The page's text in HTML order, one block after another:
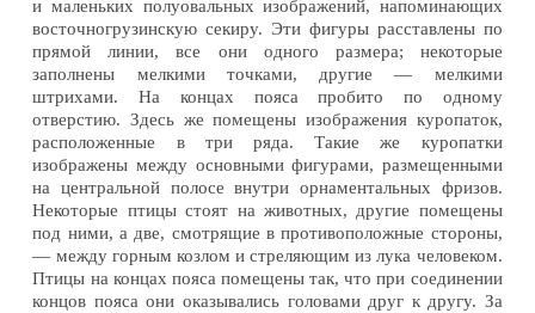
и маленьких полуовальных изображений, напоминающих
восточногрузинскую секиру. Эти фигуры расставлены по
прямой линии, все они одного размера; некоторые
заполнены мелкими точками, другие — мелкими
штрихами. На концах пояса пробито по одному
отверстию. Здесь же помещены изображения куропаток,
расположенные в три ряда. Такие же куропатки
изображены между основными фигурами, размещенными
на центральной полосе внутри орнаментальных фризов.
Некоторые птицы стоят на животных, другие помещены
под ними, а две, смотрящие в противоположные стороны,
— между горным козлом и стреляющим из лука человеком.
Птицы на концах пояса помещены так, что при соединении
концов пояса они оказывались головами друг к другу. За